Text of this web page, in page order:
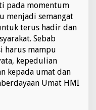
pada momentum
menjadi semangat
terus hadir dan
Sebab
harus mampu
kepedulian
kepada umat dan
Umat HMI